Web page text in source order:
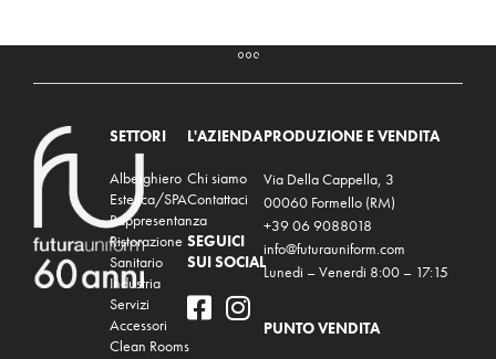
SETTORI
Alberghiero
Estetica/SPA
Rappresentanza
Ristorazione
Sanitario
Industria
Servizi
Accessori
Clean Rooms
L'AZIENDA
Chi siamo
Contattaci
SEGUICI
SUI SOCIAL
PRODUZIONE E VENDITA
Via Della Cappella, 3
00060 Formello (RM)
+39 06 9088018
info@futurauniform.com
Lunedi – Venerdi 8:00 – 17:15
PUNTO VENDITA